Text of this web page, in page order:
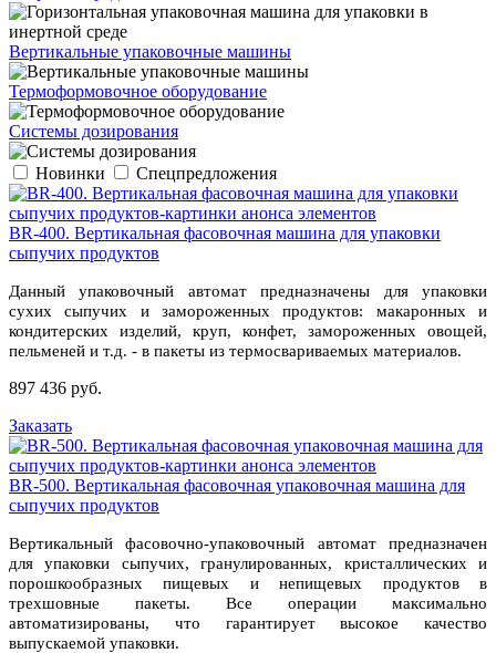
Вертикальные упаковочные машины
Термоформовочное оборудование
Системы дозирования
Новинки Спецпредложения
BR-400. Вертикальная фасовочная машина для упаковки
сыпучих продуктов
Данный упаковочный автомат предназначены для упаковки
сухих сыпучих и замороженных продуктов: макаронных и
кондитерских изделий, круп, конфет, замороженных овощей,
пельменей и т.д. - в пакеты из термосвариваемых материалов.
897 436 руб.
Заказать
BR-500. Вертикальная фасовочная упаковочная машина для
сыпучих продуктов
Вертикальный фасовочно-упаковочный автомат предназначен
для упаковки сыпучих, гранулированных, кристаллических и
порошкообразных пищевых и непищевых продуктов в
трехшовные пакеты. Все операции максимально
автоматизированы, что гарантирует высокое качество
выпускаемой упаковки.